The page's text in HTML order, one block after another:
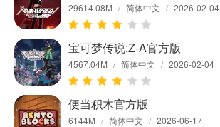
29614.08M / 简体中文 / 2026-02-04
宝可梦传说:Z-A官方版
4567.04M / 简体中文 / 2026-02-04
便当积木官方版
6144M / 简体中文 / 2026-06-17